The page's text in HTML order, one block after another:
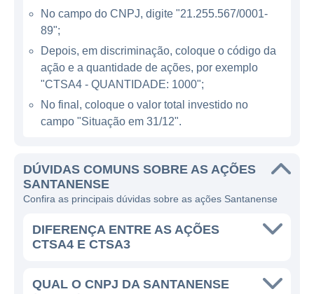
desafiador, mas a empresa se destaca por
seus investimentos em tecnologia e pela
implementação de práticas inovadoras. A
companhia busca sempre otimizar seus
processos operacionais, o que lhe permite
garantir eficiência e redução de custos,
refletindo na competitividade de suas ofertas.
estrutura, a Santanense tem se posicionado
como um player relevante no setor elétrico.
O portfólio de geração da empresa é
composto por usinas que utilizam fontes
variadas, como hidrelétricas, energia solar e
melhora a segurança energética, mas
No campo do CNPJ, digite "21.255.567/0001-
89";
Depois, em discriminação, coloque o código da
ação e a quantidade de ações, por exemplo
"CTSA4 - QUANTIDADE: 1000";
No final, coloque o valor total investido no
campo "Situação em 31/12".
DÚVIDAS COMUNS SOBRE AS AÇÕES
SANTANENSE
Confira as principais dúvidas sobre as ações Santanense
DIFERENÇA ENTRE AS AÇÕES
CTSA4 E CTSA3
QUAL O CNPJ DA SANTANENSE